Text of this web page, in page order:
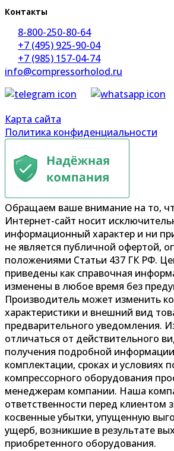
Контакты
8-800-250-80-64
+7 (495) 925-90-04
+7 (985) 157-04-74
info@compressorholod.ru
Карта сайта
Политика конфиденциальности
Обращаем ваше внимание на то,
Интернет-сайт носит
информационный характер и ни
не является публичной офертой,
положениями Статьи 437 ГК РФ.
приведены как справочная
изменены в любое время без
Производитель может изменить
характеристики и внешний вид
предварительного уведомления.
отличаться от действительного
получения подробной
комплектации, сроках и условиях
компрессорного оборудования
менеджерам компании. Наша
ответственности перед клиентом
косвенные убытки, упущенную
ущерб, возникшие в результате
приобретенного оборудования.